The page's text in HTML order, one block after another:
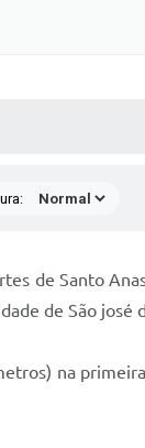
de Santo
de São josé
na